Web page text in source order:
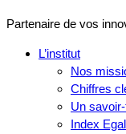
Partenaire de vos
L’institut
Nos
Chiffres
Un
Index